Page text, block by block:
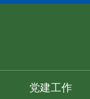
党建工作